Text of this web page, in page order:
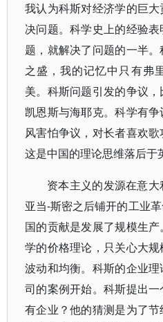
我认为科斯对经济学的巨
决问题。科学史上的经验
题，就解决了问题的一半
之盛，我的记忆中只有弗
美。科斯问题引发的争议
凯恩斯与海耶克。科学有
风害怕争议，对长者喜欢
这是中国的理论思维落后于
资本主义的发源在意
亚当-斯密之后铺开的工业
国的贡献是发展了规模生
学的价格理论，只关心大
波动和均衡。科斯的企业
司的案例开始。科斯提出
有企业？他的猜测是为了